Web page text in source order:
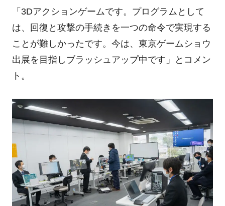
「 3Dアクションゲームです。プログラムとして
は、回復と攻撃の手続きを一つの命令で実現する
ことが難しかったです。今は、東京ゲームショウ
出展を目指しブラッシュアップ中です」とコメン
ト。